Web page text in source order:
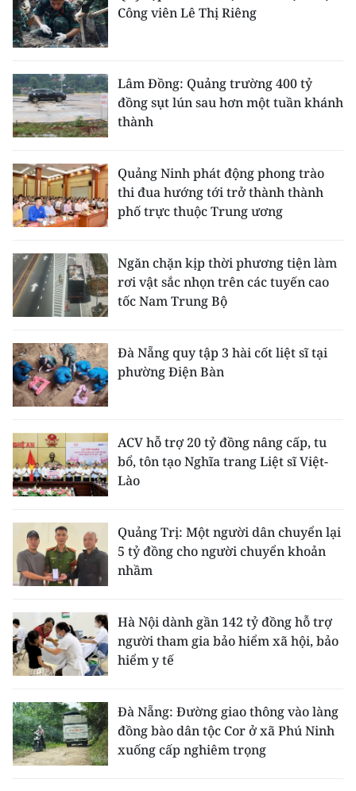
Công viên Lê Thị Riêng
Lâm Đồng: Quảng trường 400 tỷ
đồng sụt lún sau hơn một tuần khánh
thành
Quảng Ninh phát động phong trào
thi đua hướng tới trở thành thành
phố trực thuộc Trung ương
Ngăn chặn kịp thời phương tiện làm
rơi vật sắc nhọn trên các tuyến cao
tốc Nam Trung Bộ
Đà Nẵng quy tập 3 hài cốt liệt sĩ tại
phường Điện Bàn
ACV hỗ trợ 20 tỷ đồng nâng cấp, tu
bổ, tôn tạo Nghĩa trang Liệt sĩ Việt-
Lào
Quảng Trị: Một người dân chuyển lại
5 tỷ đồng cho người chuyển khoản
nhầm
Hà Nội dành gần 142 tỷ đồng hỗ trợ
người tham gia bảo hiểm xã hội, bảo
hiểm y tế
Đà Nẵng: Đường giao thông vào làng
đồng bào dân tộc Cor ở xã Phú Ninh
xuống cấp nghiêm trọng